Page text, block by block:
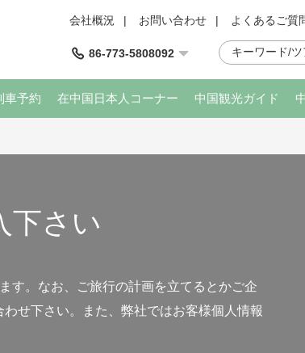
会社概況 | お問い合わせ | よくあるご質
86-773-5808092
車予約 在中国日本人コーナー 中国観光ガイド
下さい
す。なお、ご旅行の計画を立てるとかご企
せ下さい。また、弊社ではお客様個人情報